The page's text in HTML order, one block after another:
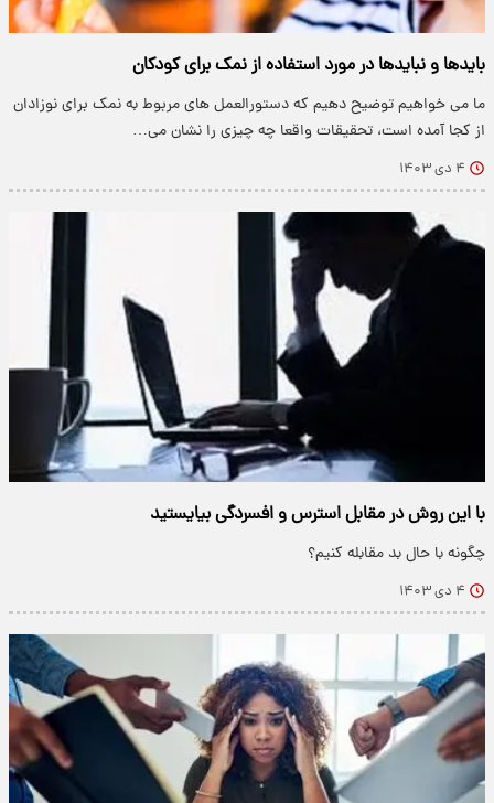
بایدها و نبایدها در مورد استفاده از نمک برای کودکان
ما می خواهیم توضیح دهیم که دستورالعمل های مربوط به نمک برای نوزادان
از کجا آمده است، تحقیقات واقعا چه چیزی را نشان می…
۴ دی ۱۴۰۳
با این روش در مقابل استرس و افسردگی بیایستید
چگونه با حال بد مقابله کنیم؟
۴ دی ۱۴۰۳